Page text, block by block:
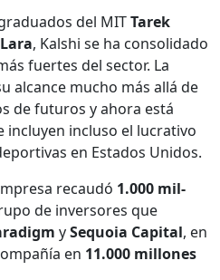
del MITTarek
, Kalshi se ha con­sol­i­da­do
fuertes del sec­tor. La
alcance mucho más allá de
de futur­os y aho­ra está
inclu­so el lucra­ti­vo
en Esta­dos Unidos.
recaudó 1.000 mil­
de inver­sores que
ySequoia Cap­i­tal, en
en 11.000 mil­lones